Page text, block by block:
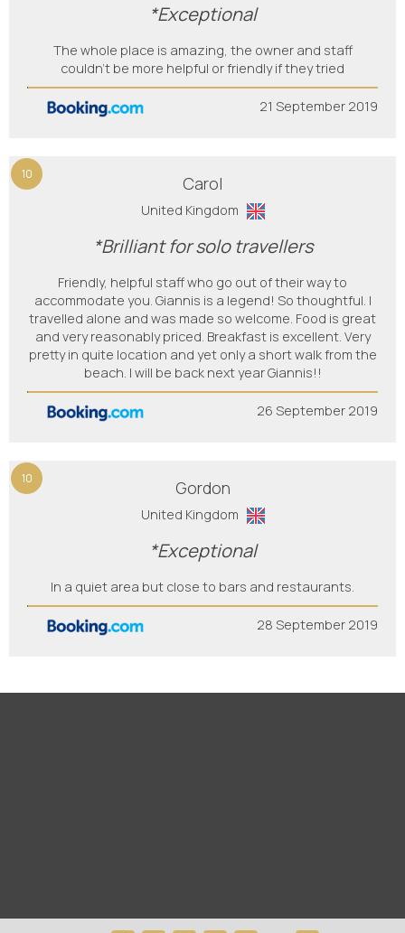
*Exceptional
The whole place is amazing, the owner and staff
couldn’t be more helpful or friendly if they tried
21 September 2019
10 Carol
United Kingdom
*Brilliant for solo travellers
Friendly, helpful staff who go out of their way to
accommodate you. Giannis is a legend! So thoughtful. I
travelled alone and was made so welcome. Food is great
and very reasonably priced. Breakfast is excellent. Very
pretty in quite location and yet only a short walk from the
beach. I will be back next year Giannis!!
26 September 2019
10 Gordon
United Kingdom
*Exceptional
In a quiet area but close to bars and restaurants.
28 September 2019